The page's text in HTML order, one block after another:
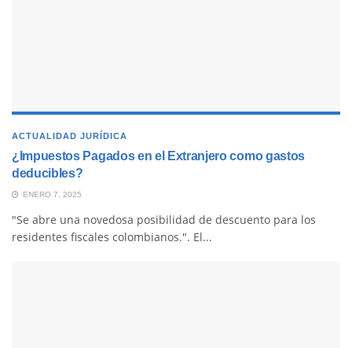
ACTUALIDAD JURÍDICA
¿Impuestos Pagados en el Extranjero como gastos
deducibles?
ENERO 7, 2025
"Se abre una novedosa posibilidad de descuento para los
residentes fiscales colombianos.". El...